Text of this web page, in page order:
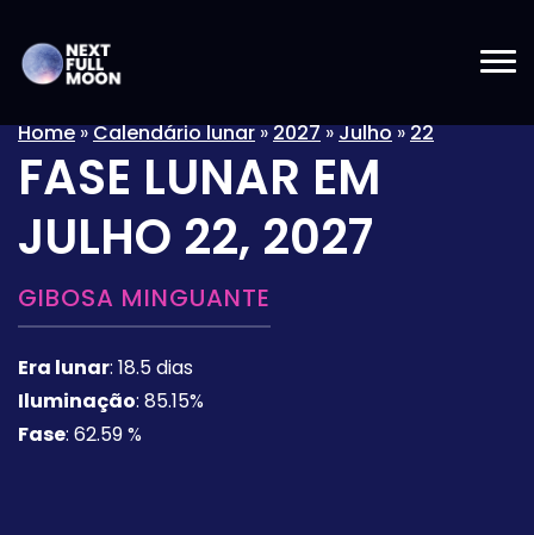
Home»Calendário lunar»2027»Julho»22
FASE LUNAR EM
JULHO 22, 2027
GIBOSA MINGUANTE
Era lunar: 18.5 dias
Iluminação: 85.15%
Fase: 62.59 %